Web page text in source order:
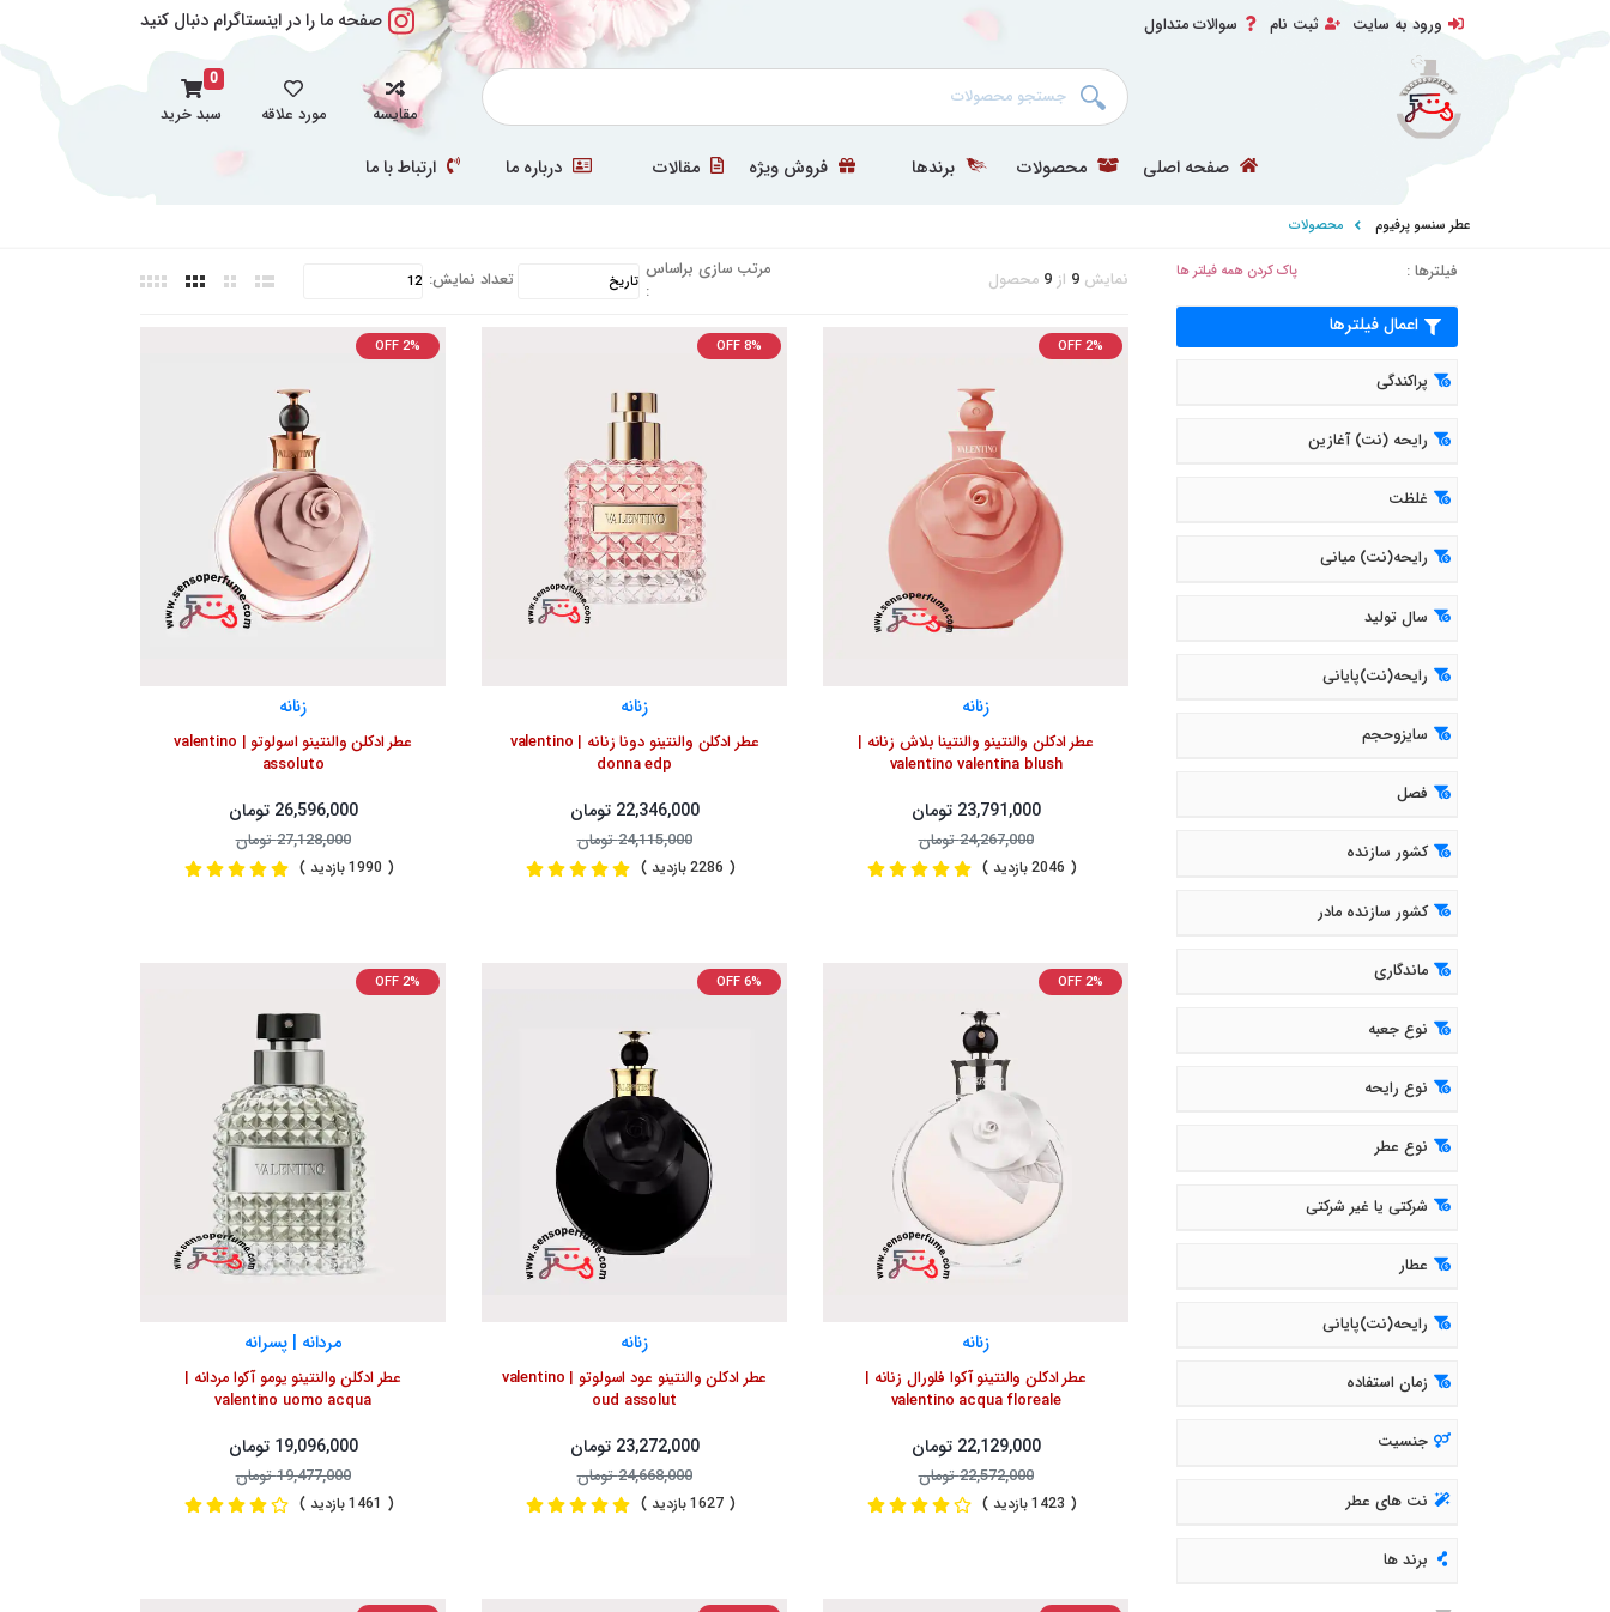
ورود به سایت ثبت نام سوالات متداول صفحه ما را در اینستاگرام دنبال کنید
مقایسه مورد علاقه
0
سبد خرید
صفحه اصلی محصولات برندها فروش ویژه مقالات درباره ما ارتباط با ما
عطر سنسو پرفیوم محصولات
نمایش 9 از 9 محصول
مرتب سازی براساس
:
تعداد نمایش:
OFF 2%
زنانه
عطر ادکلن والنتینو والنتینا بلاش زنانه |
valentino valentina blush
23,791,000 تومان
24,267,000 تومان
( 2046 بازدید )
OFF 8%
زنانه
عطر ادکلن والنتینو دونا زنانه | valentino
donna edp
22,346,000 تومان
24,115,000 تومان
( 2286 بازدید )
OFF 2%
زنانه
عطر ادکلن والنتینو اسولوتو | valentino
assoluto
26,596,000 تومان
27,128,000 تومان
( 1990 بازدید )
OFF 2%
زنانه
عطر ادکلن والنتینو آکوا فلورال زنانه |
valentino acqua floreale
22,129,000 تومان
22,572,000 تومان
( 1423 بازدید )
OFF 6%
زنانه
عطر ادکلن والنتینو عود اسولوتو | valentino
oud assolut
23,272,000 تومان
24,668,000 تومان
( 1627 بازدید )
OFF 2%
مردانه | پسرانه
عطر ادکلن والنتینو یومو آکوا مردانه |
valentino uomo acqua
19,096,000 تومان
19,477,000 تومان
( 1461 بازدید )
فیلترها : پاک کردن همه فیلتر ها
اعمال فیلترها
پراکندگی
رایحه (نت) آغازین
غلظت
رایحه(نت) میانی
سال تولید
رایحه(نت)پایانی
سایزوحجم
فصل
کشور سازنده
کشور سازنده مادر
ماندگاری
نوع جعبه
نوع رایحه
نوع عطر
شرکتی یا غیر شرکتی
عطار
رایحه(نت)پایانی
زمان استفاده
جنسیت
نت های عطر
برند ها